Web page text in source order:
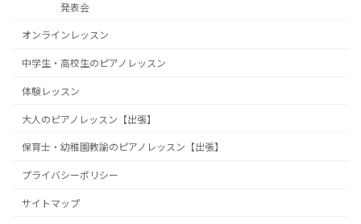
発表会
オンラインレッスン
中学生・高校生のピアノレッスン
体験レッスン
大人のピアノレッスン【出張】
保育士・幼稚園教諭のピアノレッスン【出張】
プライバシーポリシー
サイトマップ